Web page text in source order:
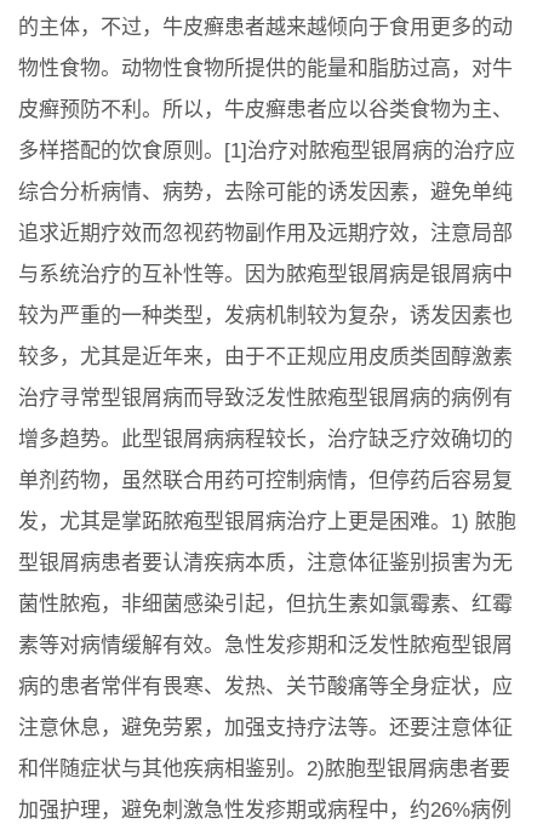
的主体，不过，牛皮癣患者越来越倾向于食用更多的动
物性食物。动物性食物所提供的能量和脂肪过高，对牛
皮癣预防不利。所以，牛皮癣患者应以谷类食物为主、
多样搭配的饮食原则。[1]治疗对脓疱型银屑病的治疗应
综合分析病情、病势，去除可能的诱发因素，避免单纯
追求近期疗效而忽视药物副作用及远期疗效，注意局部
与系统治疗的互补性等。因为脓疱型银屑病是银屑病中
较为严重的一种类型，发病机制较为复杂，诱发因素也
较多，尤其是近年来，由于不正规应用皮质类固醇激素
治疗寻常型银屑病而导致泛发性脓疱型银屑病的病例有
增多趋势。此型银屑病病程较长，治疗缺乏疗效确切的
单剂药物，虽然联合用药可控制病情，但停药后容易复
发，尤其是掌跖脓疱型银屑病治疗上更是困难。1) 脓胞
型银屑病患者要认清疾病本质，注意体征鉴别损害为无
菌性脓疱，非细菌感染引起，但抗生素如氯霉素、红霉
素等对病情缓解有效。急性发疹期和泛发性脓疱型银屑
病的患者常伴有畏寒、发热、关节酸痛等全身症状，应
注意休息，避免劳累，加强支持疗法等。还要注意体征
和伴随症状与其他疾病相鉴别。2)脓胞型银屑病患者要
加强护理，避免刺激急性发疹期或病程中，约26%病例